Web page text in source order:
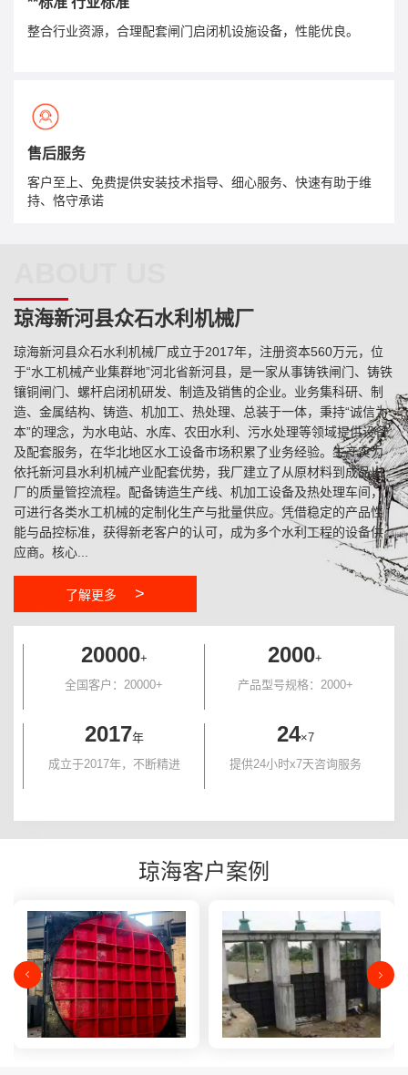
整合行业资源，合理配套闸门启闭机设施设备，性能优良。
售后服务
客户至上、免费提供安装技术指导、细心服务、快速有助于维
持、恪守承诺
琼海新河县众石水利机械厂
琼海新河县众石水利机械厂成立于2017年，注册资本560万元，位
于“水工机械产业集群地”河北省新河县，是一家从事铸铁闸门、铸铁
镶铜闸门、螺杆启闭机研发、制造及销售的企业。业务集科研、制
造、金属结构、铸造、机加工、热处理、总装于一体，秉持“诚信为
本”的理念，为水电站、水库、农田水利、污水处理等领域提供设备
及配套服务，在华北地区水工设备市场积累了业务经验。生产实力
依托新河县水利机械产业配套优势，我厂建立了从原材料到成品出
厂的质量管控流程。配备铸造生产线、机加工设备及热处理车间，
可进行各类水工机械的定制化生产与批量供应。凭借稳定的产品性
能与品控标准，获得新老客户的认可，成为多个水利工程的设备供
应商。核心...
了解更多 >
20000+
全国客户：20000+
2000+
产品型号规格：2000+
2017年
成立于2017年，不断精进
24×7
提供24小时x7天咨询服务
琼海客户案例